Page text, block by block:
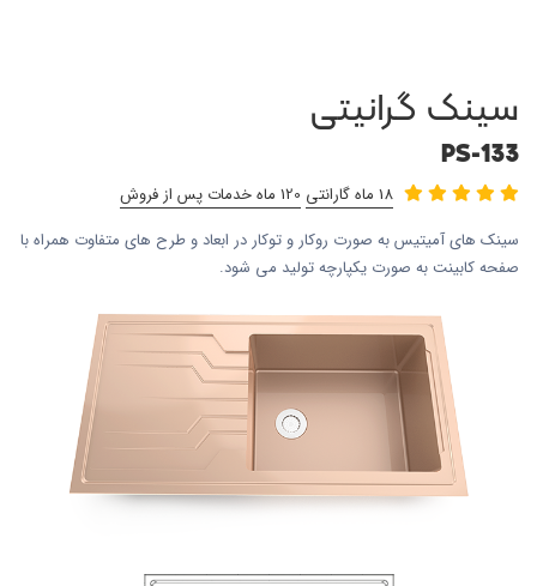
سینک گرانیتی
PS-133
18 ماه گارانتی
120 ماه خدمات پس از فروش
سینک های آمیتیس به صورت روکار و توکار در ابعاد و طرح های متفاوت همراه با
صفحه کابینت به صورت یکپارچه تولید می شود.